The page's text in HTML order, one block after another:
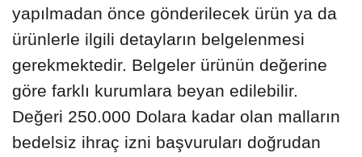
yapılmadan önce gönderilecek ürün ya da
ürünlerle ilgili detayların belgelenmesi
gerekmektedir. Belgeler ürünün değerine
göre farklı kurumlara beyan edilebilir.
Değeri 250.000 Dolara kadar olan malların
bedelsiz ihraç izni başvuruları doğrudan